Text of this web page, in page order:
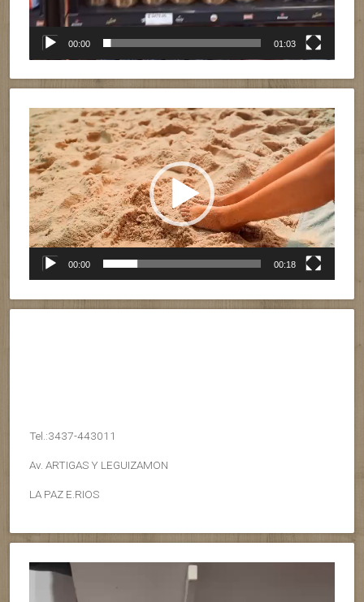
00:00 01:03
Reproductor
de
vídeo
00:00 00:18
Tel.:3437-443011
Av. ARTIGAS Y LEGUIZAMON
LA PAZ E.RIOS
Reproductor